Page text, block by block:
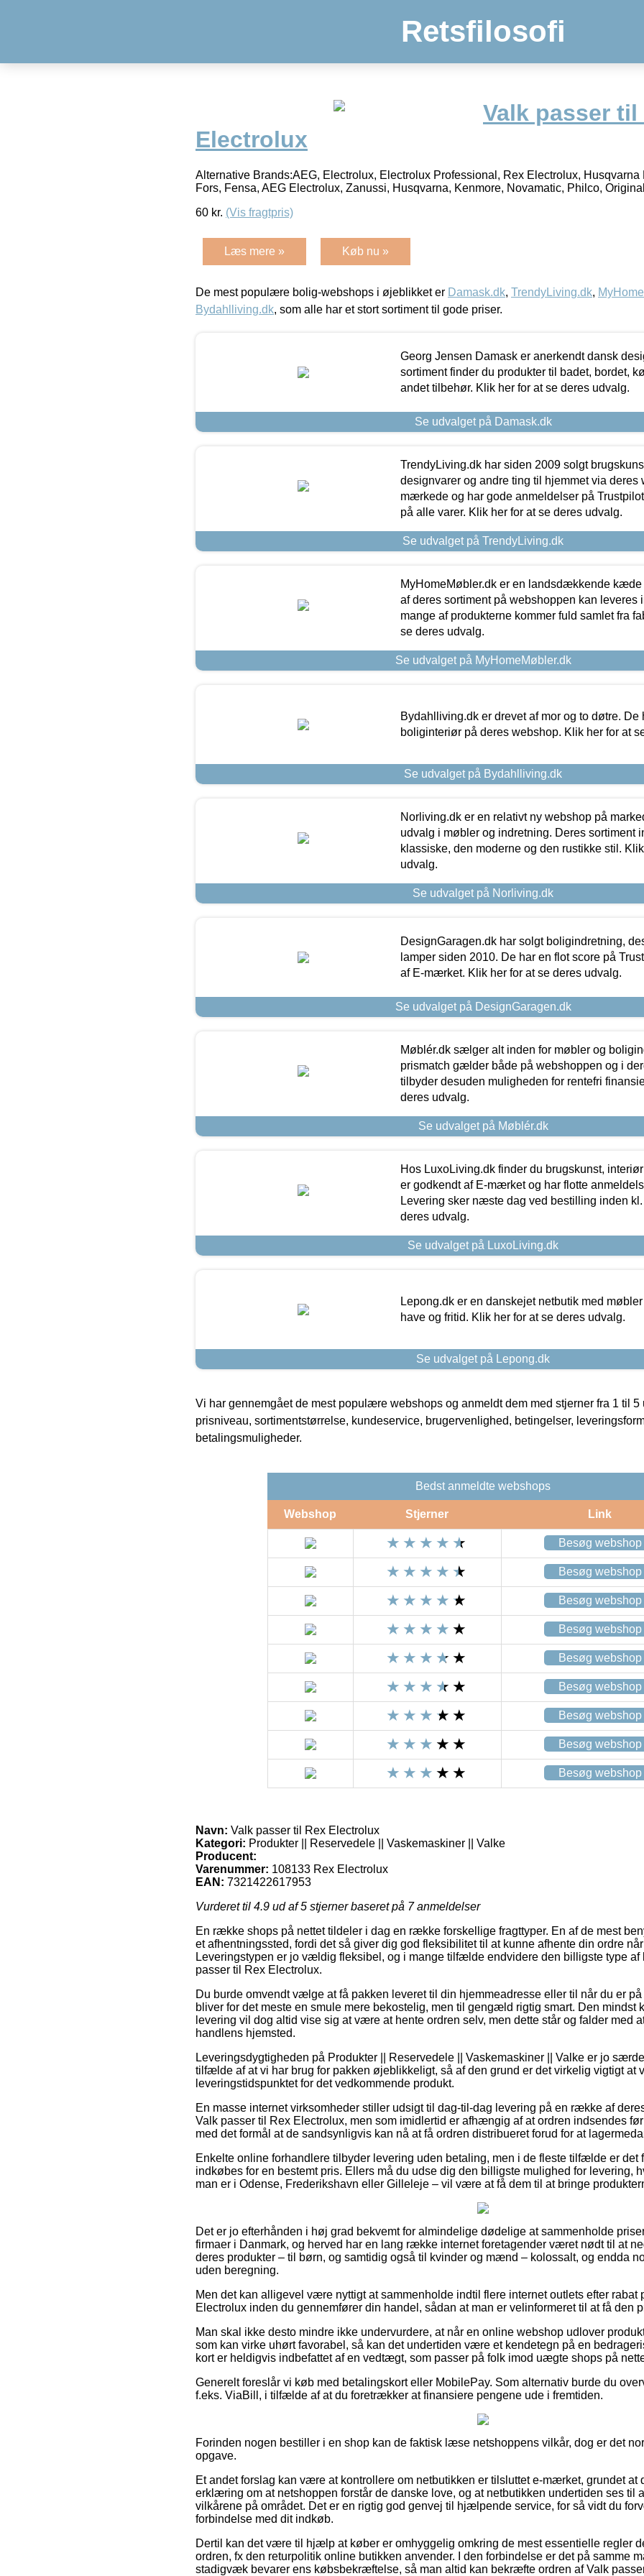
Retsfilosofi
Valk passer til
Electrolux
Alternative Brands:AEG, Electrolux, Electrolux Professional, Rex Electrolux, Husqvarna
Fors, Fensa, AEG Electrolux, Zanussi, Husqvarna, Kenmore, Novamatic, Philco,
60 kr. (Vis fragtpris)
Læs mere » Køb nu »
De mest populære bolig-webshops i øjeblikket er Damask.dk, TrendyLiving.dk,
Bydahlliving.dk, som alle har et stort sortiment til gode priser.
Georg Jensen Damask er anerkendt dansk
sortiment finder du produkter til badet, bordet,
andet tilbehør. Klik her for at se deres udvalg.
Se udvalget på Damask.dk
TrendyLiving.dk har siden 2009 solgt
designvarer og andre ting til hjemmet via deres
mærkede og har gode anmeldelser på
på alle varer. Klik her for at se deres udvalg.
Se udvalget på TrendyLiving.dk
MyHomeMøbler.dk er en landsdækkende kæde
af deres sortiment på webshoppen kan leveres
mange af produkterne kommer fuld samlet fra
se deres udvalg.
Se udvalget på MyHomeMøbler.dk
Bydahlliving.dk er drevet af mor og to døtre. De
boliginteriør på deres webshop. Klik her for at
Se udvalget på Bydahlliving.dk
Norliving.dk er en relativt ny webshop på
udvalg i møbler og indretning. Deres sortiment
klassiske, den moderne og den rustikke stil.
udvalg.
Se udvalget på Norliving.dk
DesignGaragen.dk har solgt boligindretning,
lamper siden 2010. De har en flot score på
af E-mærket. Klik her for at se deres udvalg.
Se udvalget på DesignGaragen.dk
Møblér.dk sælger alt inden for møbler og
prismatch gælder både på webshoppen og i
tilbyder desuden muligheden for rentefri
deres udvalg.
Se udvalget på Møblér.dk
Hos LuxoLiving.dk finder du brugskunst,
er godkendt af E-mærket og har flotte
Levering sker næste dag ved bestilling inden
deres udvalg.
Se udvalget på LuxoLiving.dk
Lepong.dk er en danskejet netbutik med
have og fritid. Klik her for at se deres udvalg.
Se udvalget på Lepong.dk
Vi har gennemgået de mest populære webshops og anmeldt dem med stjerner fra 1 til 5
prisniveau, sortimentstørrelse, kundeservice, brugervenlighed, betingelser,
betalingsmuligheder.
Bedst anmeldte webshops
Webshop Stjerner Link
Besøg webshop
Besøg webshop
Besøg webshop
Besøg webshop
Besøg webshop
Besøg webshop
Besøg webshop
Besøg webshop
Besøg webshop
Navn: Valk passer til Rex Electrolux
Kategori: Produkter || Reservedele || Vaskemaskiner || Valke
Producent:
Varenummer: 108133 Rex Electrolux
EAN: 7321422617953
Vurderet til 4.9 ud af 5 stjerner baseret på 7anmeldelser
En række shops på nettet tildeler i dag en række forskellige fragttyper. En af de mest
et afhentningssted, fordi det så giver dig god fleksibilitet til at kunne afhente din ordre
Leveringstypen er jo vældig fleksibel, og i mange tilfælde endvidere den billigste type af
passer til Rex Electrolux.
Du burde omvendt vælge at få pakken leveret til din hjemmeadresse eller til når du er
bliver for det meste en smule mere bekostelig, men til gengæld rigtig smart. Den mindst
levering vil dog altid vise sig at være at hente ordren selv, men dette står og falder med
handlens hjemsted.
Leveringsdygtigheden på Produkter || Reservedele || Vaskemaskiner || Valke er jo
tilfælde af at vi har brug for pakken øjeblikkeligt, så af den grund er det virkelig vigtigt at
leveringstidspunktet for det vedkommende produkt.
En masse internet virksomheder stiller udsigt til dag-til-dag levering på en række af
Valk passer til Rex Electrolux, men som imidlertid er afhængig af at ordren indsendes
med det formål at de sandsynligvis kan nå at få ordren distribueret forud for at
Enkelte online forhandlere tilbyder levering uden betaling, men i de fleste tilfælde er det
indkøbes for en bestemt pris. Ellers må du udse dig den billigste mulighed for levering,
man er i Odense, Frederikshavn eller Gilleleje – vil være at få dem til at bringe
Det er jo efterhånden i høj grad bekvemt for almindelige dødelige at sammenholde
firmaer i Danmark, og herved har en lang række internet foretagender været nødt til at
deres produkter – til børn, og samtidig også til kvinder og mænd – kolossalt, og endda
uden beregning.
Men det kan alligevel være nyttigt at sammenholde indtil flere internet outlets efter rabat
Electrolux inden du gennemfører din handel, sådan at man er velinformeret til at få den
Man skal ikke desto mindre ikke undervurdere, at når en online webshop udlover
som kan virke uhørt favorabel, så kan det undertiden være et kendetegn på en
kort er heldigvis indbefattet af en vedtægt, som passer på folk imod uægte shops på
Generelt foreslår vi køb med betalingskort eller MobilePay. Som alternativ burde du
f.eks. ViaBill, i tilfælde af at du foretrækker at finansiere pengene ude i fremtiden.
Forinden nogen bestiller i en shop kan de faktisk læse netshoppens vilkår, dog er det
opgave.
Et andet forslag kan være at kontrollere om netbutikken er tilsluttet e-mærket, grundet at
erklæring om at netshoppen forstår de danske love, og at netbutikken undertiden ses til
vilkårene på området. Det er en rigtig god genvej til hjælpende service, for så vidt du
forbindelse med dit indkøb.
Dertil kan det være til hjælp at køber er omhyggelig omkring de mest essentielle regler
ordren, fx den returpolitik online butikken anvender. I den forbindelse er det på samme
stadigvæk bevarer ens købsbekræftelse, så man altid kan bekræfte ordren af Valk